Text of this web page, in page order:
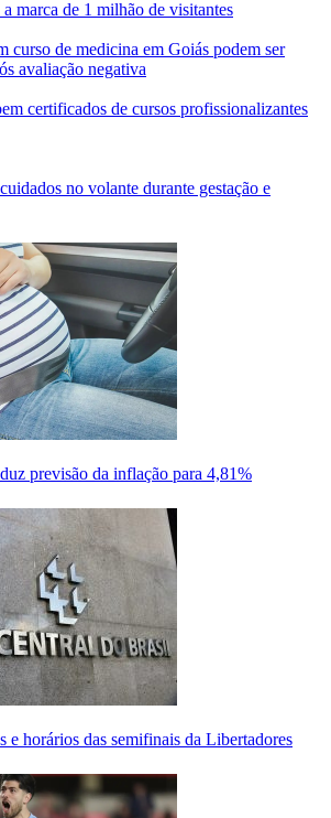
marca de 1 milhão de visitantes
curso de medicina em Goiás podem ser
avaliação negativa
certificados de cursos profissionalizantes
no volante durante gestação e
previsão da inflação para 4,81%
e horários das semifinais da Libertadores